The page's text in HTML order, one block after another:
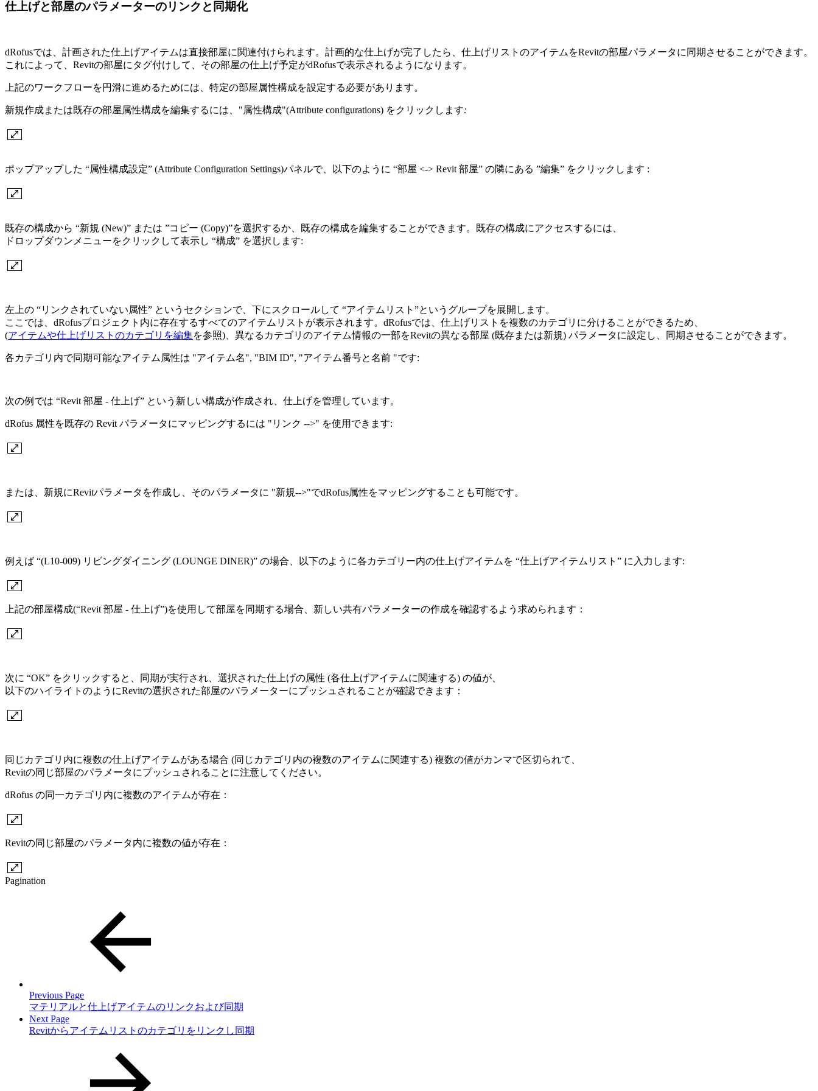
仕上げと部屋のパラメーターのリンクと同期化
dRofusでは、計画された仕上げアイテムは直接部屋に関連付けられます。計画的な仕上げが完了したら、仕上げリストのアイテムをRevitの部屋パラメータに同期させることができます。
これによって、Revitの部屋にタグ付けして、その部屋の仕上げ予定がdRofusで表示されるようになります。
上記のワークフローを円滑に進めるためには、特定の部屋属性構成を設定する必要があります。
新規作成または既存の部屋属性構成を編集するには、"属性構成"(Attribute configurations) をクリックします:
ポップアップした “属性構成設定” (Attribute Configuration Settings)パネルで、以下のように “部屋 <-> Revit 部屋” の隣にある ”編集” をクリックします :
既存の構成から “新規 (New)” または ”コピー (Copy)”を選択するか、既存の構成を編集することができます。既存の構成にアクセスするには、
ドロップダウンメニューをクリックして表示し “構成” を選択します:
左上の “リンクされていない属性” というセクションで、下にスクロールして “アイテムリスト”というグループを展開します。
ここでは、dRofusプロジェクト内に存在するすべてのアイテムリストが表示されます。dRofusでは、仕上げリストを複数のカテゴリに分けることができるため、
(アイテムや仕上げリストのカテゴリを編集を参照)、異なるカテゴリのアイテム情報の一部をRevitの異なる部屋 (既存または新規) パラメータに設定し、同期させることができます。
各カテゴリ内で同期可能なアイテム属性は "アイテム名", "BIM ID", "アイテム番号と名前 "です:
次の例では “Revit 部屋 - 仕上げ” という新しい構成が作成され、仕上げを管理しています。
dRofus 属性を既存の Revit パラメータにマッピングするには "リンク -->" を使用できます:
または、新規にRevitパラメータを作成し、そのパラメータに "新規-->"でdRofus属性をマッピングすることも可能です。
例えば “(L10-009) リビングダイニング (LOUNGE DINER)” の場合、以下のように各カテゴリー内の仕上げアイテムを “仕上げアイテムリスト” に入力します:
上記の部屋構成(“Revit 部屋 - 仕上げ”)を使用して部屋を同期する場合、新しい共有パラメーターの作成を確認するよう求められます：
次に “OK” をクリックすると、同期が実行され、選択された仕上げの属性 (各仕上げアイテムに関連する) の値が、
以下のハイライトのようにRevitの選択された部屋のパラメーターにプッシュされることが確認できます：
同じカテゴリ内に複数の仕上げアイテムがある場合 (同じカテゴリ内の複数のアイテムに関連する) 複数の値がカンマで区切られて、
Revitの同じ部屋のパラメータにプッシュされることに注意してください。
dRofus の同一カテゴリ内に複数のアイテムが存在：
Revitの同じ部屋のパラメータ内に複数の値が存在：
Pagination
Previous Page
マテリアルと仕上げアイテムのリンクおよび同期
Next Page
Revitからアイテムリストのカテゴリをリンクし同期